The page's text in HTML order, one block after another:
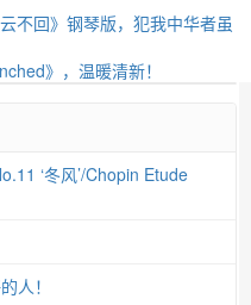
不回》钢琴版，犯我中华者虽
》，温暖清新！
‘冬风’/Chopin Etude
人！